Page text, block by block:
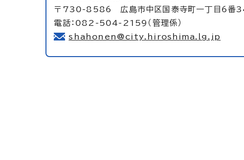
〒730-8586 広島市中区国泰寺町一丁目6番
電話：082-504-2159（管理係）
shahonen@city.hiroshima.lg.jp